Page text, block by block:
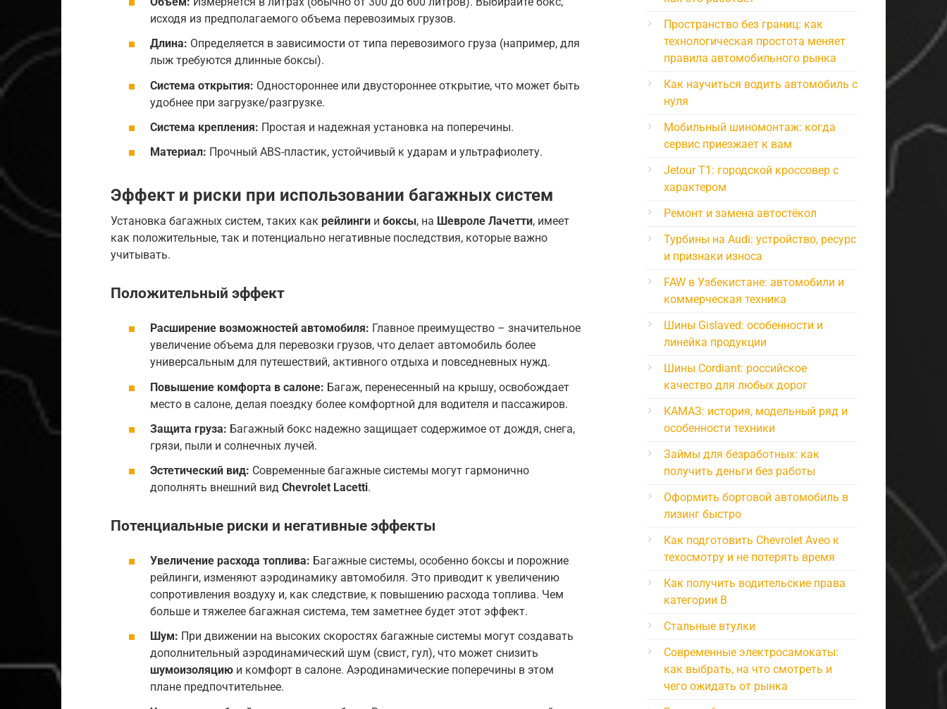
исходя из предполагаемого объема перевозимых грузов.
Длина: Определяется в зависимости от типа перевозимого груза (например, для
лыж требуются длинные боксы).
Система открытия: Одностороннее или двустороннее открытие, что может быть
удобнее при загрузке/разгрузке.
Система крепления: Простая и надежная установка на поперечины.
Материал: Прочный ABS-пластик, устойчивый к ударам и ультрафиолету.
Эффект и риски при использовании багажных систем
Установка багажных систем, таких как рейлинги и боксы, на Шевроле Лачетти, имеет
как положительные, так и потенциально негативные последствия, которые важно
учитывать.
Положительный эффект
Расширение возможностей автомобиля: Главное преимущество – значительное
увеличение объема для перевозки грузов, что делает автомобиль более
универсальным для путешествий, активного отдыха и повседневных нужд.
Повышение комфорта в салоне: Багаж, перенесенный на крышу, освобождает
место в салоне, делая поездку более комфортной для водителя и пассажиров.
Защита груза: Багажный бокс надежно защищает содержимое от дождя, снега,
грязи, пыли и солнечных лучей.
Эстетический вид: Современные багажные системы могут гармонично
дополнять внешний вид Chevrolet Lacetti.
Потенциальные риски и негативные эффекты
Увеличение расхода топлива: Багажные системы, особенно боксы и порожние
рейлинги, изменяют аэродинамику автомобиля. Это приводит к увеличению
сопротивления воздуху и, как следствие, к повышению расхода топлива. Чем
больше и тяжелее багажная система, тем заметнее будет этот эффект.
Шум: При движении на высоких скоростях багажные системы могут создавать
дополнительный аэродинамический шум (свист, гул), что может снизить
шумоизоляцию и комфорт в салоне. Аэродинамические поперечины в этом
плане предпочтительнее.
Пространство без границ: как
технологическая простота меняет
правила автомобильного рынка
Как научиться водить автомобиль с
нуля
Мобильный шиномонтаж: когда
сервис приезжает к вам
Jetour T1: городской кроссовер с
характером
Ремонт и замена автостёкол
Турбины на Audi: устройство, ресурс
и признаки износа
FAW в Узбекистане: автомобили и
коммерческая техника
Шины Gislaved: особенности и
линейка продукции
Шины Cordiant: российское
качество для любых дорог
КАМАЗ: история, модельный ряд и
особенности техники
Займы для безработных: как
получить деньги без работы
Оформить бортовой автомобиль в
лизинг быстро
Как подготовить Chevrolet Aveo к
техосмотру и не потерять время
Как получить водительские права
категории B
Стальные втулки
Современные электросамокаты:
как выбрать, на что смотреть и
чего ожидать от рынка